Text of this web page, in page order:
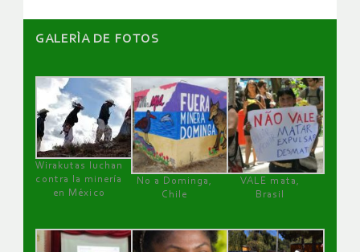
GALERÌA DE FOTOS
Wirakutas luchan
contra la minería
en México
No a Dominga,
Chile
VALE mata,
Brasil